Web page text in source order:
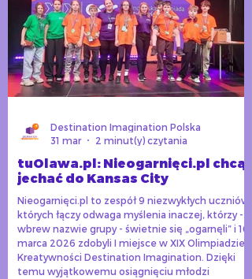
tuOlawa.pl: Nieogarnięci.pl chcą
jechać do Kansas City
Nieogarnięci.pl to zespół 9 niezwykłych uczniów,
których łączy odwaga myślenia inaczej, którzy -
wbrew nazwie grupy - świetnie się „ogarnęli” i 16
marca 2026 zdobyli I miejsce w XIX Olimpiadzie
Kreatywności Destination Imagination. Dzięki
temu wyjątkowemu osiągnięciu młodzi
Destination Imagination Polska
31 mar
2 minut(y) czytania